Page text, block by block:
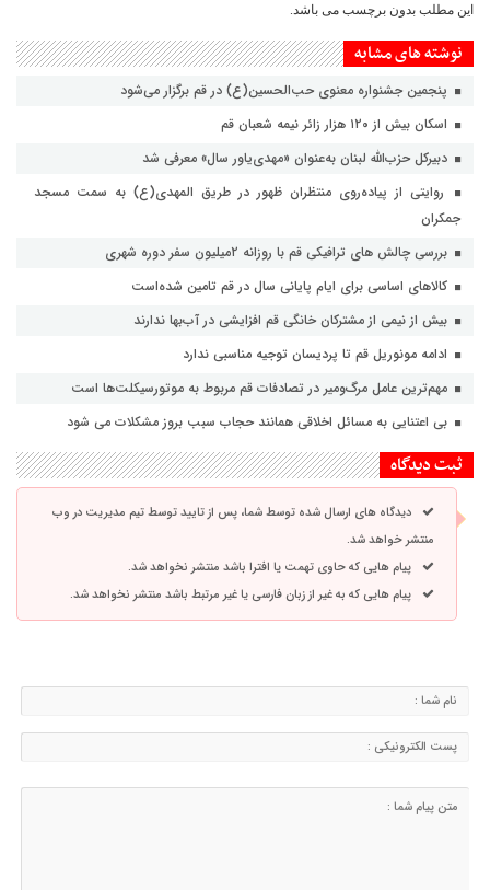
این مطلب بدون برچسب می باشد.
نوشته های مشابه
پنجمین جشنواره معنوی حب‌الحسین(ع) در قم برگزار می‌شود
اسکان بیش از ۱۲۰ هزار زائر نیمه شعبان قم
دبیرکل حزب‌الله لبنان به‌عنوان «مهدی‌یاور سال» معرفی شد
روایتی از پیاده‌روی منتظران ظهور در طریق المهدی(ع) به سمت مسجد
جمکران
بررسی چالش های ترافیکی قم با روزانه ۲میلیون سفر دوره شهری
کالاهای اساسی برای ایام پایانی سال در قم تامین شده‌است
بیش از نیمی از مشترکان خانگی قم افزایشی در آب‌بها ندارند
ادامه مونوریل قم تا پردیسان توجیه مناسبی ندارد
مهم‌ترین عامل مرگ‌ومیر در تصادفات قم مربوط به موتورسیکلت‌ها است
بی اعتنایی به مسائل اخلاقی همانند حجاب سبب بروز مشکلات می شود
ثبت دیدگاه
دیدگاه های ارسال شده توسط شما، پس از تایید توسط تیم مدیریت در وب
منتشر خواهد شد.
پیام هایی که حاوی تهمت یا افترا باشد منتشر نخواهد شد.
پیام هایی که به غیر از زبان فارسی یا غیر مرتبط باشد منتشر نخواهد شد.